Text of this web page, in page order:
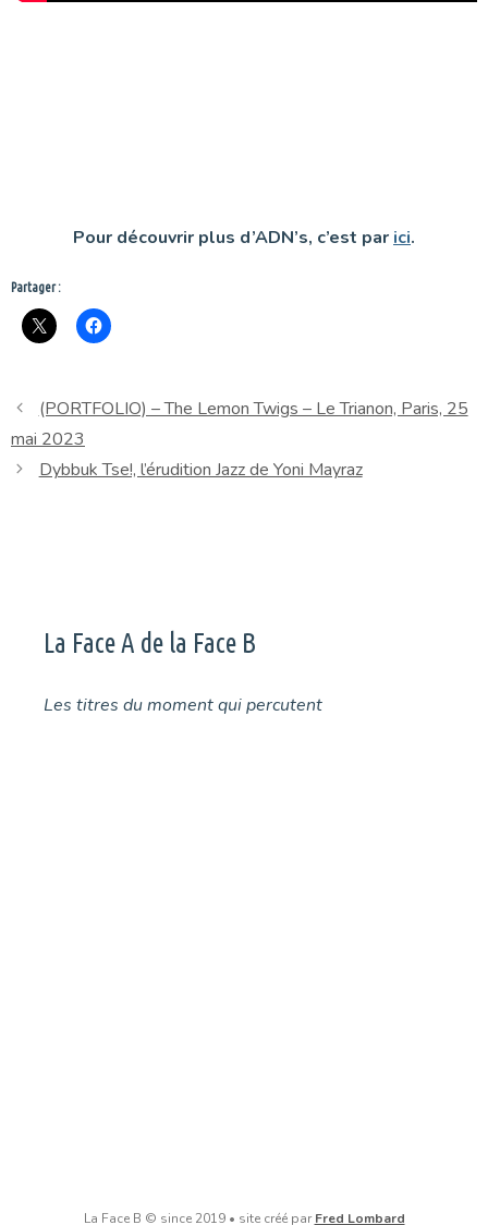
Pour découvrir plus d’ADN’s, c’est par ici.
Partager :
(PORTFOLIO) – The Lemon Twigs – Le Trianon, Paris, 25
mai 2023
Dybbuk Tse!, l’érudition Jazz de Yoni Mayraz
La Face A de la Face B
Les titres du moment qui percutent
La Face B © since 2019 • site créé parFred Lombard